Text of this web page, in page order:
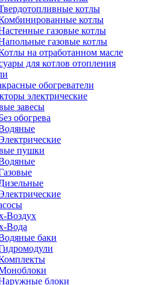
котлы
котлы
газовые котлы
газовые котлы
на отработанном масле
для котлов отопления
обогреватели
электрические
завесы
обогрева
пушки
Воздух
Вода
баки
блоки